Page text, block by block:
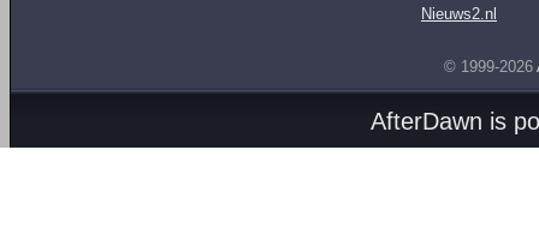
Nieuws2.nl
© 1999-2026
AfterDawn is